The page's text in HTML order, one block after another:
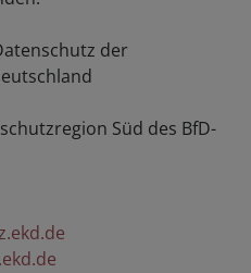
der
Süd des BfD-